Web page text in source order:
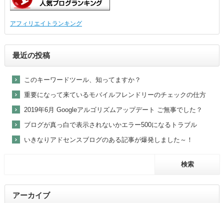
アフィリエイトランキング
最近の投稿
このキーワードツール、知ってますか？
重要になって来ているモバイルフレンドリーのチェックの仕方
2019年6月 Googleアルゴリズムアップデート ご無事でした？
ブログが真っ白で表示されないかエラー500になるトラブル
いきなりアドセンスブログのある記事が爆発しました～！
アーカイブ